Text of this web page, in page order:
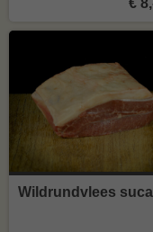
€
Wildrundvlees